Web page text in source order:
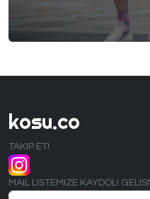
kosu.co
TAKIP ET!
MAIL LISTEMIZE KAYDOL!